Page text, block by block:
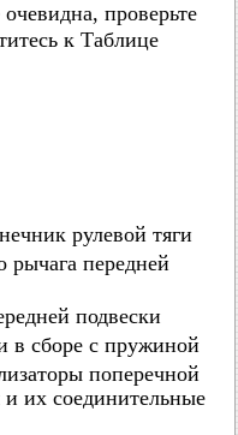
проверьте
к Таблице
рулевой тяги
передней
подвески
в сборе с пружиной
поперечной
и их соединительные